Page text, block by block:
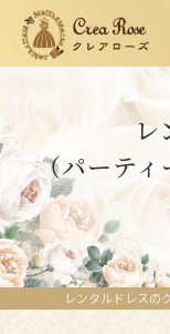
レ
（パーテ